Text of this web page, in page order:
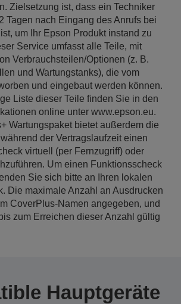
Zielsetzung ist, dass ein Techniker
Tagen nach Eingang des Anrufs bei
ist, um Ihr Epson Produkt instand zu
Service umfasst alle Teile, mit
Verbrauchsteilen/Optionen (z. B.
und Wartungstanks), die vom
und eingebaut werden können.
Liste dieser Teile finden Sie in den
online unter www.epson.eu.
Wartungspaket bietet außerdem die
der Vertragslaufzeit einen
virtuell (per Fernzugriff) oder
Um einen Funktionsscheck
Sie sich bitte an Ihren lokalen
Die maximale Anzahl an Ausdrucken
CoverPlus-Namen angegeben, und
zum Erreichen dieser Anzahl gültig
Hauptgeräte